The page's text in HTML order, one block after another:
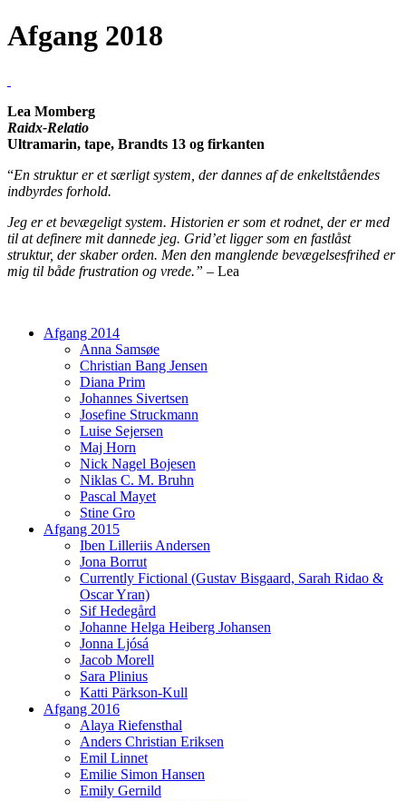
Afgang 2018
Lea Momberg
Raidx-Relatio
Ultramarin, tape, Brandts 13 og firkanten
“En struktur er et særligt system, der dannes af de enkeltståendes
indbyrdes forhold.
Jeg er et bevægeligt system. Historien er som et rodnet, der er med
til at definere mit dannede jeg. Grid’et ligger som en fastlåst
struktur, der skaber orden. Men den manglende bevægelsesfrihed er
mig til både frustration og vrede.” – Lea
Afgang 2014
Anna Samsøe
Christian Bang Jensen
Diana Prim
Johannes Sivertsen
Josefine Struckmann
Luise Sejersen
Maj Horn
Nick Nagel Bojesen
Niklas C. M. Bruhn
Pascal Mayet
Stine Gro
Afgang 2015
Iben Lilleriis Andersen
Jona Borrut
Currently Fictional (Gustav Bisgaard, Sarah Ridao &
Oscar Yran)
Sif Hedegård
Johanne Helga Heiberg Johansen
Jonna Ljósá
Jacob Morell
Sara Plinius
Katti Pärkson-Kull
Afgang 2016
Alaya Riefensthal
Anders Christian Eriksen
Emil Linnet
Emilie Simon Hansen
Emily Gernild